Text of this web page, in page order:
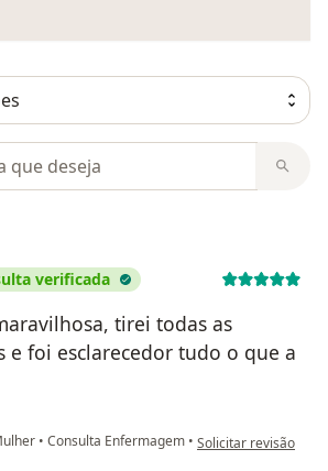
verificada
tirei todas as
e foi esclarecedor tudo o que a
• Consulta Enfermagem • na opinião do
Solicitar revisão